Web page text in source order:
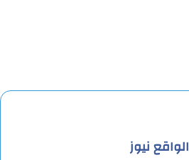
الواقع نيوز